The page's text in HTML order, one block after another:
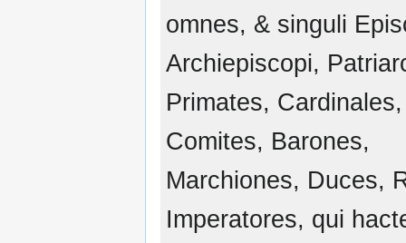
omnes, & singuli
Archiepiscopi,
Primates,
Comites, Barones,
Marchiones, Duces,
Imperatores, qui